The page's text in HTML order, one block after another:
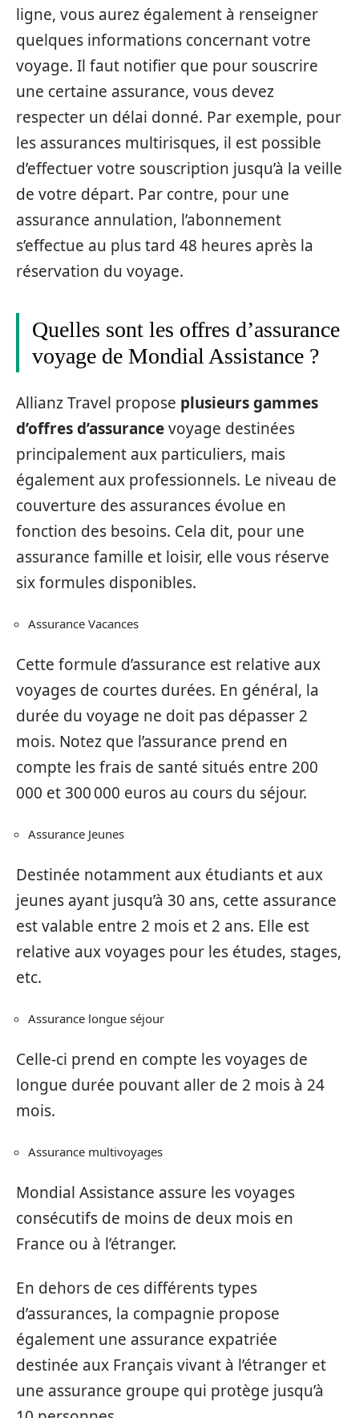
ligne, vous aurez également à renseigner
quelques informations concernant votre
voyage. Il faut notifier que pour souscrire
une certaine assurance, vous devez
respecter un délai donné. Par exemple, pour
les assurances multirisques, il est possible
d’effectuer votre souscription jusqu’à la veille
de votre départ. Par contre, pour une
assurance annulation, l’abonnement
s’effectue au plus tard 48 heures après la
réservation du voyage.
Quelles sont les offres d’assurance
voyage de Mondial Assistance ?
Allianz Travel propose plusieurs gammes
d’offres d’assurancevoyage destinées
principalement aux particuliers, mais
également aux professionnels. Le niveau de
couverture des assurances évolue en
fonction des besoins. Cela dit, pour une
assurance famille et loisir, elle vous réserve
six formules disponibles.
Assurance Vacances
Cette formule d’assurance est relative aux
voyages de courtes durées. En général, la
durée du voyage ne doit pas dépasser 2
mois. Notez que l’assurance prend en
compte les frais de santé situés entre 200
000 et 300 000 euros au cours du séjour.
Assurance Jeunes
Destinée notamment aux étudiants et aux
jeunes ayant jusqu’à 30 ans, cette assurance
est valable entre 2 mois et 2 ans. Elle est
relative aux voyages pour les études, stages,
etc.
Assurance longue séjour
Celle-ci prend en compte les voyages de
longue durée pouvant aller de 2 mois à 24
mois.
Assurance multivoyages
Mondial Assistance assure les voyages
consécutifs de moins de deux mois en
France ou à l’étranger.
En dehors de ces différents types
d’assurances, la compagnie propose
également une assurance expatriée
destinée aux Français vivant à l’étranger et
une assurance groupe qui protège jusqu’à